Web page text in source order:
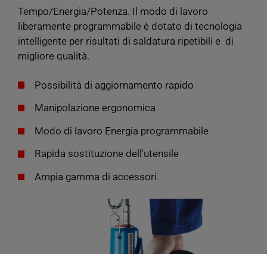
Tempo/Energia/Potenza. Il modo di lavoro
liberamente programmabile è dotato di tecnologia
intelligente per risultati di saldatura ripetibili e di
migliore qualità.
Possibilità di aggiornamento rapido
Manipolazione ergonomica
Modo di lavoro Energia programmabile
Rapida sostituzione dell'utensile
Ampia gamma di accessori